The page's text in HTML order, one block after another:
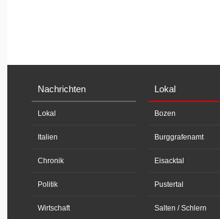
Nachrichten
Lokal
Italien
Chronik
Politik
Wirtschaft
Lokal
Bozen
Burggrafenamt
Eisacktal
Pustertal
Salten / Schlern